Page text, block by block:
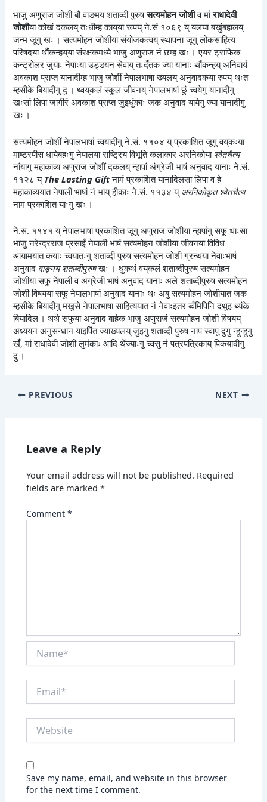
भाजु अणुराज जोशी बौ वाङमय शताव्दी पुरुषसत्यमोहन जोशीव मांराधादेवी
जोशीया कोखं दकलय् तःधीम्ह काय्‌या रूपय् ने.सं १०६९ य् यलया बखुंबहालय्
जन्म जूगु खः । सत्यमोहन जोशीया संयोजकत्वय् स्थापना जूगु लोकसाहित्य
परिषदया थौंकन्हय्‌या संरक्षकमध्ये भाजु अणुराज नं छम्ह खः । एयर ट्राफिक
कन्ट्रोलर जुयाः नेपाःया उड्डयन सेवाय् तःदँतक ज्या यानाः थौंकन्हय् अनिवार्य
अवकाश प्राप्त यानादीम्ह भाजु जोशीं नेपालभाषा ख्यलय् अनुवादकया रुपय् थःत
म्हसीके बियादीगु दु । थ्वय्‌कलं स्कूल जीवनय् नेपालभाषां छुं च्वयेगु यानादीगु
खःसां लिपा जागीरं अवकाश प्राप्त जुइधुंकाः जक अनुवाद यायेगु ज्या यानादीगु
खः ।
सत्यमोहन जोशीं नेपालभाषां च्वयादीगु ने.सं. ११०४ य् प्रकाशित जूगु वय्‌कःया
माष्टरपीस धायेबहःगु नेपालया राष्ट्रिय विभूति कलाकार अरनिकोया श्वेतचैत्य
नांयागु महाकाव्य अणुराज जोशीं दकलय् न्हापां अंग्रेजी भाषं अनुवाद यानाः ने.सं.
११२८ य् The Lasting Giftनामं प्रकाशित यानादिलसा लिपा व हे
महाकाव्ययात नेपाली भाषां नं भाय् हीकाः ने.सं. ११३४ य् अरनिकोकृत श्वेतचैत्य
नामं प्रकाशित याःगु खः ।
ने.सं. ११४१ य् नेपालभाषां प्रकाशित जूगु अणुराज जोशीया न्हापांगु सफू धाःसा
भाजु नरेन्द्रराज प्रसाईं नेपाली भाषं सत्यमोहन जोशीया जीवनया विविध
आयामयात कयाः च्वयातःगु शताव्दी पुरुष सत्यमोहन जोशी ग्रन्थया नेवाःभाषं
अनुवाद वाङ्मय शताब्दीपुरुषखः । थुकथं वय्‌कलं शताब्दीपुरुष सत्यमोहन
जोशीया सफू नेपाली व अंग्रेजी भाषं अनुवाद यानाः अले शताब्दीपुरुष सत्यमोहन
जोशी विषयया सफू नेपालभाषां अनुवाद यानाः थः अबु सत्यमोहन जोशीयात जक
म्हसीके बियादीगु मखुसे नेपालभाषा साहित्ययात नं नेवाःइतर ब्वँमिपिनि दथुइ थ्यंके
बियादिल । थथे सफूया अनुवाद बाहेक भाजु अणुराजं सत्यमोहन जोशी विषयय्
अध्ययन अनुसन्धान याइपिंत ज्याख्यलय् जुइगु शताव्दी पुरुष नाप स्वापू दुगु न्हून्हूगु
खँ, मां राधादेवी जोशी लुमंकाः आदि थेंज्याःगु च्वसु नं पत्रपत्रिकाय् पिकयादीगु
दु ।
PREVIOUS NEXT
Leave a Reply
Your email address will not be published. Required
fields are marked*
Comment*
Save my name, email, and website in this browser
for the next time I comment.